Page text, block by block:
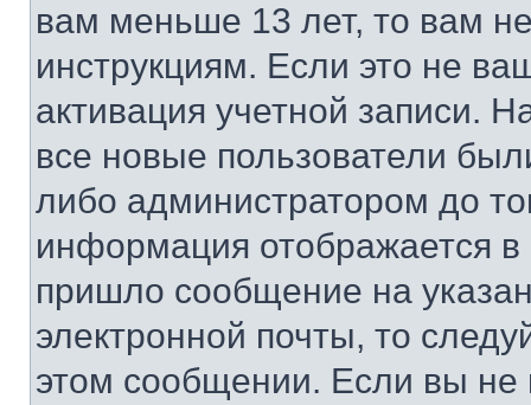
вам меньше 13 лет, то вам
инструкциям. Если это не
активация учетной записи.
все новые пользователи
либо администратором до
информация отображается
пришло сообщение на
электронной почты, то
этом сообщении. Если вы